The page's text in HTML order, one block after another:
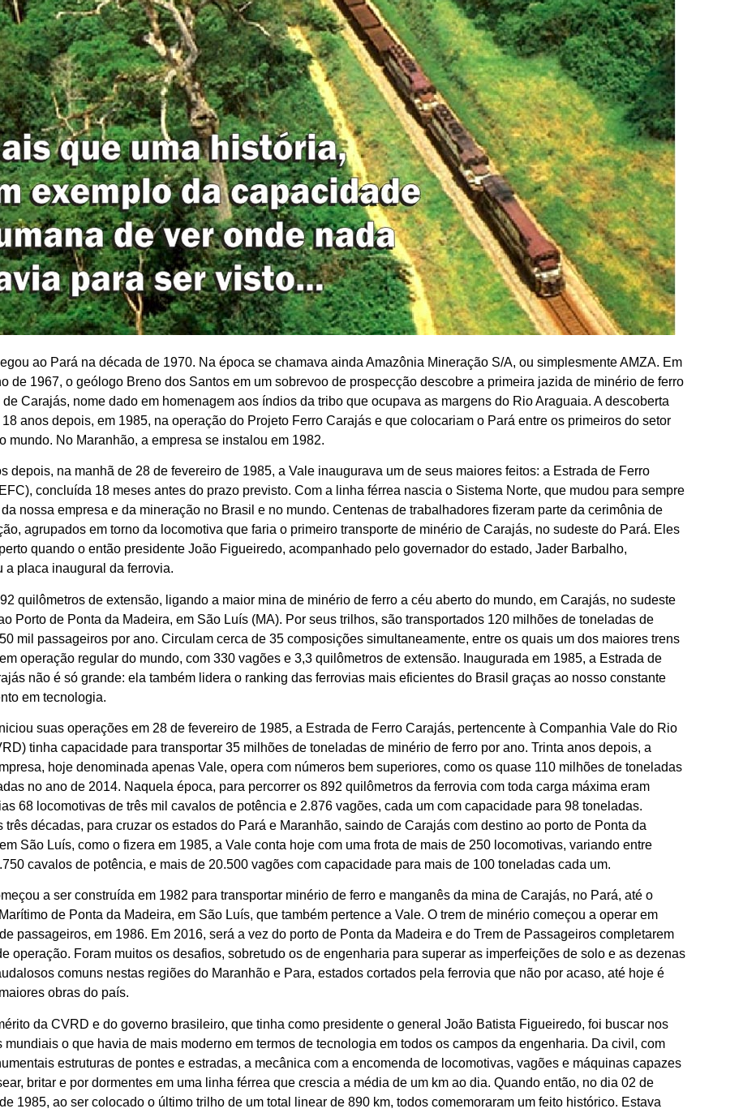
ao Pará na década de 1970. Na época se chamava ainda Amazônia Mineração S/A, ou simplesmente AMZA. Em
de 1967, o geólogo Breno dos Santos em um sobrevoo de prospecção descobre a primeira jazida de minério de ferro
Carajás, nome dado em homenagem aos índios da tribo que ocupava as margens do Rio Araguaia. A descoberta
anos depois, em 1985, na operação do Projeto Ferro Carajás e que colocariam o Pará entre os primeiros do setor
mundo. No Maranhão, a empresa se instalou em 1982.
depois, na manhã de 28 de fevereiro de 1985, a Vale inaugurava um de seus maiores feitos: a Estrada de Ferro
concluída 18 meses antes do prazo previsto. Com a linha férrea nascia o Sistema Norte, que mudou para sempre
nossa empresa e da mineração no Brasil e no mundo. Centenas de trabalhadores fizeram parte da cerimônia de
agrupados em torno da locomotiva que faria o primeiro transporte de minério de Carajás, no sudeste do Pará. Eles
quando o então presidente João Figueiredo, acompanhado pelo governador do estado, Jader Barbalho,
a placa inaugural da ferrovia.
quilômetros de extensão, ligando a maior mina de minério de ferro a céu aberto do mundo, em Carajás, no sudeste
Porto de Ponta da Madeira, em São Luís (MA). Por seus trilhos, são transportados 120 milhões de toneladas de
mil passageiros por ano. Circulam cerca de 35 composições simultaneamente, entre os quais um dos maiores trens
operação regular do mundo, com 330 vagões e 3,3 quilômetros de extensão. Inaugurada em 1985, a Estrada de
não é só grande: ela também lidera o ranking das ferrovias mais eficientes do Brasil graças ao nosso constante
em tecnologia.
suas operações em 28 de fevereiro de 1985, a Estrada de Ferro Carajás, pertencente à Companhia Vale do Rio
tinha capacidade para transportar 35 milhões de toneladas de minério de ferro por ano. Trinta anos depois, a
hoje denominada apenas Vale, opera com números bem superiores, como os quase 110 milhões de toneladas
no ano de 2014. Naquela época, para percorrer os 892 quilômetros da ferrovia com toda carga máxima eram
68 locomotivas de três mil cavalos de potência e 2.876 vagões, cada um com capacidade para 98 toneladas.
três décadas, para cruzar os estados do Pará e Maranhão, saindo de Carajás com destino ao porto de Ponta da
São Luís, como o fizera em 1985, a Vale conta hoje com uma frota de mais de 250 locomotivas, variando entre
cavalos de potência, e mais de 20.500 vagões com capacidade para mais de 100 toneladas cada um.
a ser construída em 1982 para transportar minério de ferro e manganês da mina de Carajás, no Pará, até o
de Ponta da Madeira, em São Luís, que também pertence a Vale. O trem de minério começou a operar em
passageiros, em 1986. Em 2016, será a vez do porto de Ponta da Madeira e do Trem de Passageiros completarem
operação. Foram muitos os desafios, sobretudo os de engenharia para superar as imperfeições de solo e as dezenas
comuns nestas regiões do Maranhão e Para, estados cortados pela ferrovia que não por acaso, até hoje é
obras do país.
da CVRD e do governo brasileiro, que tinha como presidente o general João Batista Figueiredo, foi buscar nos
mundiais o que havia de mais moderno em termos de tecnologia em todos os campos da engenharia. Da civil, com
estruturas de pontes e estradas, a mecânica com a encomenda de locomotivas, vagões e máquinas capazes
britar e por dormentes em uma linha férrea que crescia a média de um km ao dia. Quando então, no dia 02 de
1985, ao ser colocado o último trilho de um total linear de 890 km, todos comemoraram um feito histórico. Estava